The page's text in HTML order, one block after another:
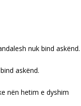
nuk bind askënd.
askënd.
nën hetim e dyshim